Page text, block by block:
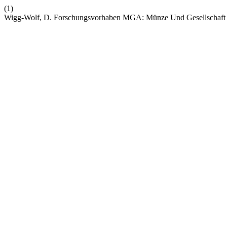
(1)
Wigg-Wolf, D. Forschungsvorhaben MGA: Münze Und